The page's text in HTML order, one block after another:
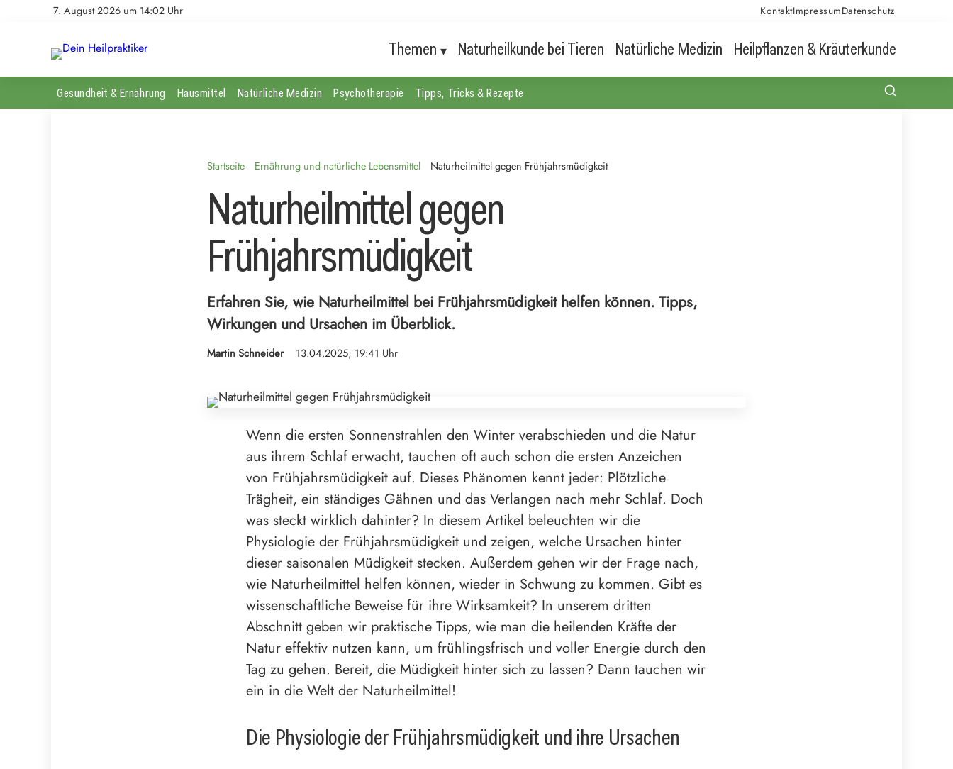
7. August 2026 um 14:02 Uhr KontaktImpressumDatenschutz
Themen Naturheilkunde bei Tieren Natürliche Medizin Heilpflanzen & Kräuterkunde
Gesundheit & Ernährung Hausmittel Natürliche Medizin Psychotherapie Tipps, Tricks & Rezepte
Startseite Ernährung und natürliche Lebensmittel Naturheilmittel gegen Frühjahrsmüdigkeit
Naturheilmittel gegen
Frühjahrsmüdigkeit
Erfahren Sie, wie Naturheilmittel bei Frühjahrsmüdigkeit helfen können. Tipps,
Wirkungen und Ursachen im Überblick.
Martin Schneider 13.04.2025, 19:41 Uhr
Wenn die ersten Sonnenstrahlen den Winter verabschieden und die Natur
aus ihrem Schlaf erwacht, tauchen oft auch schon die ersten Anzeichen
von Frühjahrsmüdigkeit auf. Dieses Phänomen kennt jeder: Plötzliche
Trägheit, ein ständiges Gähnen und das Verlangen nach mehr Schlaf. Doch
was steckt wirklich dahinter? In diesem Artikel beleuchten wir die
Physiologie der Frühjahrsmüdigkeit und zeigen, welche Ursachen hinter
dieser saisonalen Müdigkeit stecken. Außerdem gehen wir der Frage nach,
wie Naturheilmittel helfen können, wieder in Schwung zu kommen. Gibt es
wissenschaftliche Beweise für ihre Wirksamkeit? In unserem dritten
Abschnitt geben wir praktische Tipps, wie man die heilenden Kräfte der
Natur effektiv nutzen kann, um frühlingsfrisch und voller Energie durch den
Tag zu gehen. Bereit, die Müdigkeit hinter sich zu lassen? Dann tauchen wir
ein in die Welt der Naturheilmittel!
Die Physiologie der Frühjahrsmüdigkeit und ihre Ursachen